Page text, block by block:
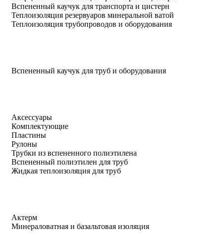
Вспененный каучук для транспорта и цистерн
Теплоизоляция резервуаров минеральной ватой
Теплоизоляция трубопроводов и оборудования
Вспененный каучук для труб и оборудования
Аксессуары
Комплектующие
Пластины
Рулоны
Трубки из вспененного полиэтилена
Вспененный полиэтилен для труб
Жидкая теплоизоляция для труб
Актерм
Минераловатная и базальтовая изоляция